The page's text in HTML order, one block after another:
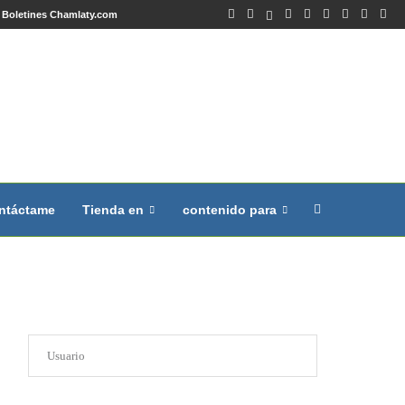
Boletines Chamlaty.com
Tienda en contenido para